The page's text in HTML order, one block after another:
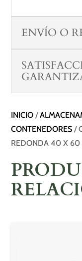
ENVÍO O
INICIO /
CONTENEDORES /
REDONDA 40 X 60